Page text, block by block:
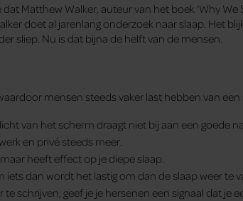
Matthew Walker, auteur van het boek ‘Why We
doet al jarenlang onderzoek naar slaap. Het
sliep. Nu is dat bijna de helft van de mensen.
mensen steeds vaker last hebben van een
van het scherm draagt niet bij aan een goede
en privé steeds meer.
heeft effect op je diepe slaap.
iets dan wordt het lastig om dan de slaap weer te
schrijven, geef je je hersenen een signaal dat je